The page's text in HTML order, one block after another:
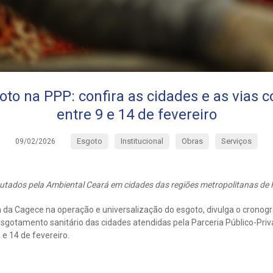
na PPP: confira as cidades e as vias
entre 9 e 14 de fevereiro
09/02/2026 Esgoto Institucional Obras Serviços
pela Ambiental Ceará em cidades das regiões metropolitanas de
Cagece na operação e universalização do esgoto, divulga o
sanitário das cidades atendidas pela Parceria Público-
14 de fevereiro.